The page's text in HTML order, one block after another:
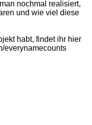
nochmal realisiert,
und wie viel diese
habt, findet ihr hier
everynamecounts